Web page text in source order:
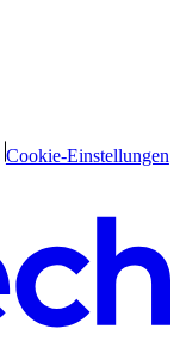
Cookie-Einstellungen